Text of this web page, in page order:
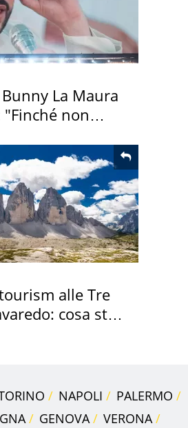
La Maura
"Finché non
alle Tre
cosa sta
NAPOLI
PALERMO
GENOVA
VERONA